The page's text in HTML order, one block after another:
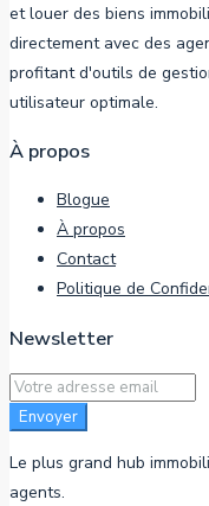
et louer des biens
directement avec des
profitant d'outils de
utilisateur optimale.
À propos
Blogue
À propos
Contact
Politique de
Newsletter
Envoyer
Le plus grand hub
agents.